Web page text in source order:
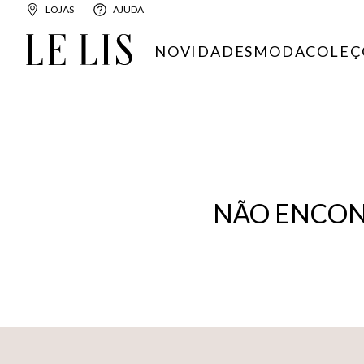
LOJAS AJUDA
NOVIDADESMODA
NÃO